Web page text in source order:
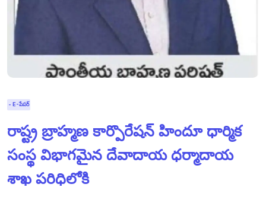
- E-పేపర్
రాష్ట్ర బ్రాహ్మణ కార్పొరేషన్ హిందూ ధార్మిక
సంస్థ విభాగమైన దేవాదాయ ధర్మాదాయ
శాఖ పరిధిలోకి